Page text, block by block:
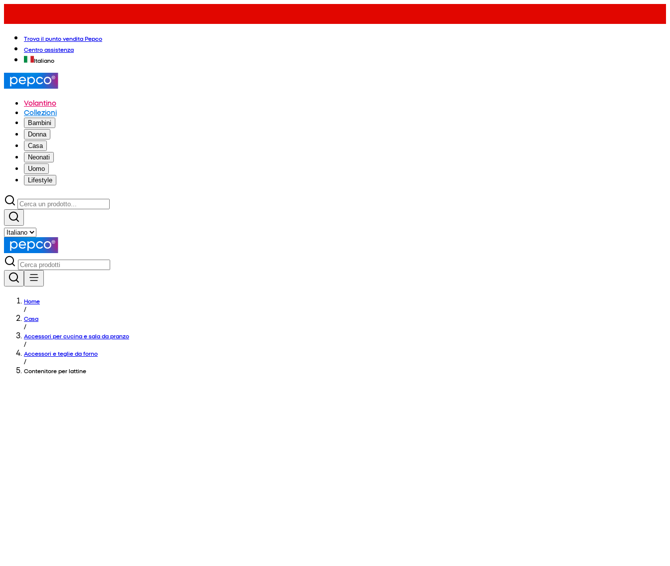
Trova il punto vendita Pepco
Centro assistenza
Italiano
Volantino
Collezioni
Bambini
Donna
Casa
Neonati
Uomo
Lifestyle
Home
/
Casa
/
Accessori per cucina e sala da pranzo
/
Accessori e teglie da forno
/
Contenitore per lattine